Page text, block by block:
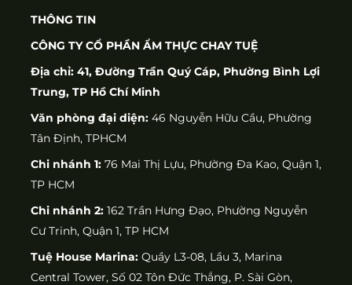
THÔNG TIN
CÔNG TY CỔ PHẦN ẨM THỰC CHAY TUỆ
Địa chỉ: 41, Đường Trần Quý Cáp, Phường Bình Lợi
Trung, TP Hồ Chí Minh
Văn phòng đại diện: 46 Nguyễn Hữu Cầu, Phường
Tân Định, TPHCM
Chi nhánh 1: 76 Mai Thị Lựu, Phường Đa Kao, Quận 1,
TP HCM
Chi nhánh 2: 162 Trần Hưng Đạo, Phường Nguyễn
Cư Trinh, Quận 1, TP HCM
Tuệ House Marina: Quầy L3-08, Lầu 3, Marina
Central Tower, Số 02 Tôn Đức Thắng, P. Sài Gòn,